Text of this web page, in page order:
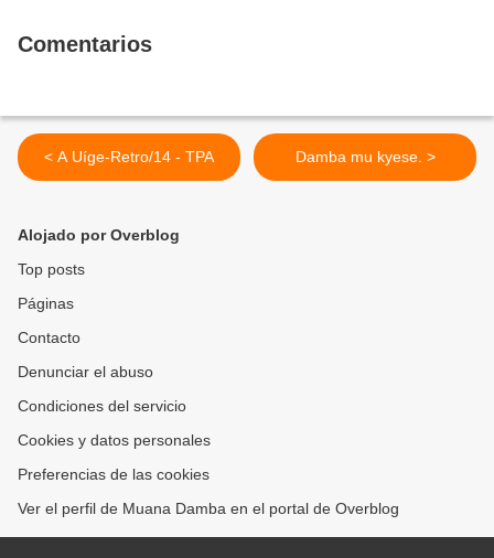
Comentarios
< A Uíge-Retro/14 - TPA Damba mu kyese. >
Alojado por Overblog
Top posts
Páginas
Contacto
Denunciar el abuso
Condiciones del servicio
Cookies y datos personales
Preferencias de las cookies
Ver el perfil de Muana Damba en el portal de Overblog